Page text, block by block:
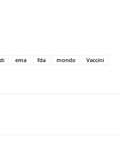
ema fda mondo
Vaccini